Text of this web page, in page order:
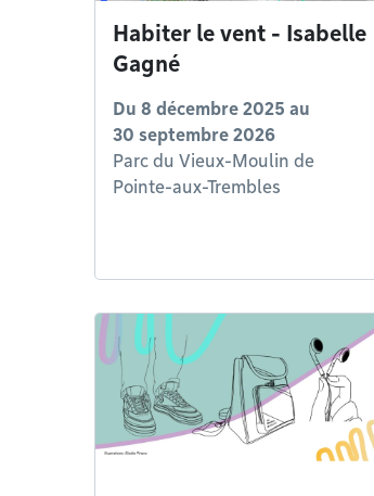
Habiter le vent - Isabelle
Gagné
Du 8 décembre 2025 au
30 septembre 2026
Parc du Vieux-Moulin de
Pointe-aux-Trembles